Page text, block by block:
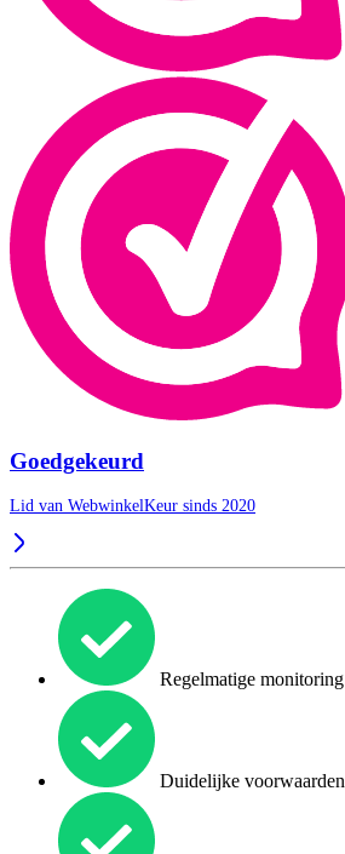
Goedgekeurd
Lid van WebwinkelKeur sinds 2020
Regelmatige monitoring
Duidelijke voorwaarden